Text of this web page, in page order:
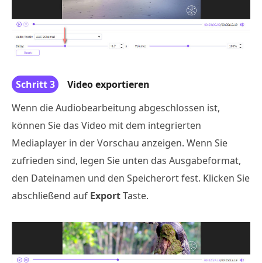
Schritt 3
Video exportieren
Wenn die Audiobearbeitung abgeschlossen ist,
können Sie das Video mit dem integrierten
Mediaplayer in der Vorschau anzeigen. Wenn Sie
zufrieden sind, legen Sie unten das Ausgabeformat,
den Dateinamen und den Speicherort fest. Klicken Sie
abschließend auf ExportTaste.